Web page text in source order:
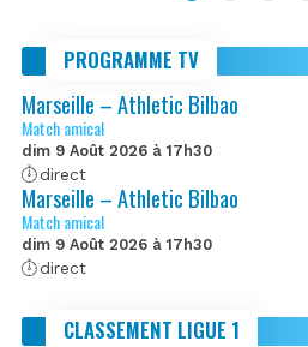
PROGRAMME TV
Marseille – Athletic Bilbao
Match amical
dim 9 Août 2026 à 17h30
direct
Marseille – Athletic Bilbao
Match amical
dim 9 Août 2026 à 17h30
direct
CLASSEMENT LIGUE 1